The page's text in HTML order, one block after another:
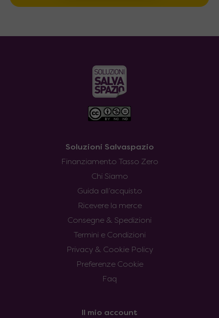
Soluzioni Salvaspazio
Finanziamento Tasso Zero
Chi Siamo
Guida all’acquisto
Ricevere la merce
Consegne & Spedizioni
Termini e Condizioni
Privacy & Cookie Policy
Preferenze Cookie
Faq
Il mio account